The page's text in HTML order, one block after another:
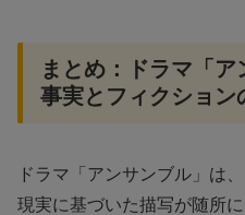
まとめ：ドラマ「ア
事実とフィクション
ドラマ「アンサンブル」は
現実に基づいた描写が随所に